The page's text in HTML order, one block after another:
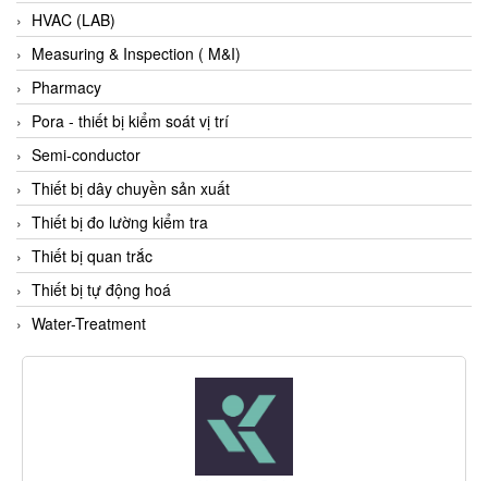
Felm
FESTO
FHF (EATON Crouse-Hinds)
Fife/ Maxcess
Fimet
Fine Suntronix
FineTek
Finna Sensors Vietnam
Fireye
Fischer
HVAC (LAB)
Measuring & Inspection ( M&I)
Pharmacy
Pora - thiết bị kiểm soát vị trí
Semi-conductor
Thiết bị dây chuyền sản xuất
Thiết bị đo lường kiểm tra
Thiết bị quan trắc
Thiết bị tự động hoá
Water-Treatment